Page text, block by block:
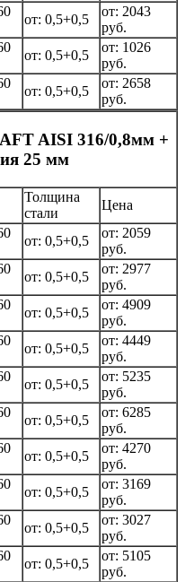
от: 0,5+0,5
от: 2043
руб.
от: 0,5+0,5
от: 1026
руб.
от: 0,5+0,5
от: 2658
руб.
AISI 316/0,8мм +
25 мм
Толщина
стали
Цена
от: 0,5+0,5
от: 2059
руб.
от: 0,5+0,5
от: 2977
руб.
от: 0,5+0,5
от: 4909
руб.
от: 0,5+0,5
от: 4449
руб.
от: 0,5+0,5
от: 5235
руб.
от: 0,5+0,5
от: 6285
руб.
от: 0,5+0,5
от: 4270
руб.
от: 0,5+0,5
от: 3169
руб.
от: 0,5+0,5
от: 3027
руб.
от: 0,5+0,5
от: 5105
руб.